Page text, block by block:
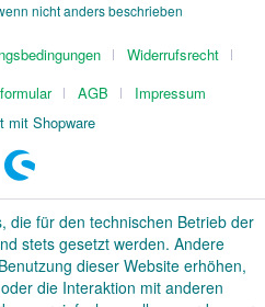
nicht anders beschrieben
Widerrufsrecht
AGB
Impressum
mit Shopware
die für den technischen Betrieb der
stets gesetzt werden. Andere
dieser Website erhöhen,
die Interaktion mit anderen